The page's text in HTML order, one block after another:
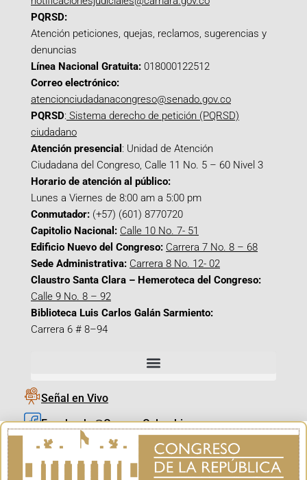
PQRSD:
Atención peticiones, quejas, reclamos, sugerencias y
denuncias
Línea Nacional Gratuita: 018000122512
Correo electrónico:
atencionciudadanacongreso@senado.gov.co
PQRSD: Sistema derecho de petición (PQRSD)
ciudadano
Atención presencial : Unidad de Atención
Ciudadana del Congreso, Calle 11 No. 5 – 60 Nivel 3
Horario de atención al público:
Lunes a Viernes de 8:00 am a 5:00 pm
Conmutador: (+57) (601) 8770720
Capitolio Nacional: Calle 10 No. 7- 51
Edificio Nuevo del Congreso: Carrera 7 No. 8 – 68
Sede Administrativa: Carrera 8 No. 12- 02
Claustro Santa Clara – Hemeroteca del Congreso:
Calle 9 No. 8 – 92
Biblioteca Luis Carlos Galán Sarmiento:
Carrera 6 # 8–94
Señal en Vivo
Facebook_@CamaraColombia
Instagram_@CamaraColombia
X_@CamaraColombia